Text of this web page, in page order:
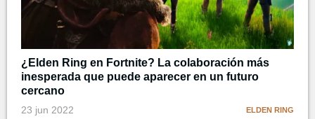
¿Elden Ring en Fortnite? La colaboración más
inesperada que puede aparecer en un futuro
cercano
23 jun 2022 ELDEN RING